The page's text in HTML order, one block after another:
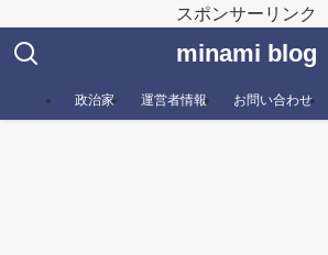
スポンサーリンク
minami blog
政治家 運営者情報 お問い合わせ